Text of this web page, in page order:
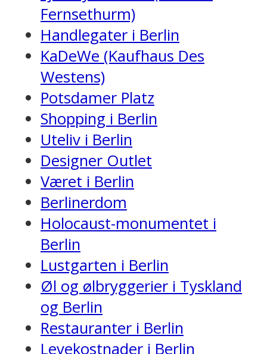
Fernsethurm)
Handlegater i Berlin
KaDeWe (Kaufhaus Des
Westens)
Potsdamer Platz
Shopping i Berlin
Uteliv i Berlin
Designer Outlet
Været i Berlin
Berlinerdom
Holocaust-monumentet i
Berlin
Lustgarten i Berlin
Øl og ølbryggerier i Tyskland
og Berlin
Restauranter i Berlin
Levekostnader i Berlin